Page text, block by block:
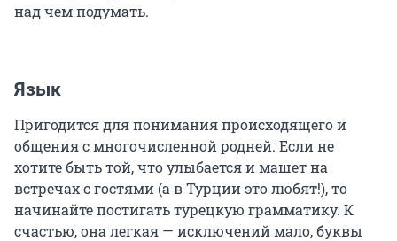
над чем подумать.
Язык
Пригодится для понимания происходящего и
общения с многочисленной родней. Если не
хотите быть той, что улыбается и машет на
встречах с гостями (а в Турции это любят!), то
начинайте постигать турецкую грамматику. К
счастью, она легкая — исключений мало, буквы